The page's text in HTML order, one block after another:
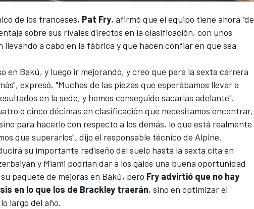
de los franceses, Pat Fry, afirmó que el equipo tiene ahora "de
sobre sus rivales directos en la clasificación, con unos
llevando a cabo en la fábrica y que hacen confiar en que sea
en Bakú, y luego ir mejorando, y creo que para la sexta carrera
expresó. "Muchas de las piezas que esperábamos llevar a
en la sede, y hemos conseguido sacarlas adelante".
o cinco décimas en clasificación que necesitamos encontrar,
para hacerlo con respecto a los demás, lo que está realmente
que superarlos", dijo el responsable técnico de Alpine.
su importante rediseño del suelo hasta la sexta cita en
y Miami podrían dar a los galos una buena oportunidad
paquete de mejoras en Bakú, pero Fry advirtió que no hay
en lo que los de Brackley traerán, sino en optimizar el
largo del año.